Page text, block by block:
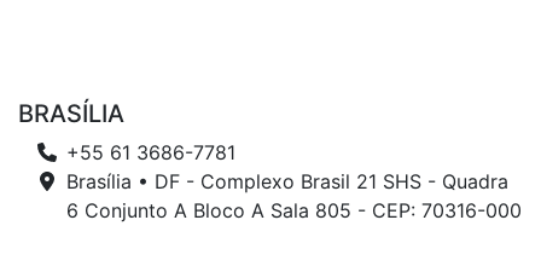
BRASÍLIA
+55 61 3686-7781
Brasília • DF - Complexo Brasil 21 SHS - Quadra
6 Conjunto A Bloco A Sala 805 - CEP: 70316-000